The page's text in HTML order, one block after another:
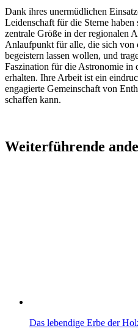
Dank ihres unermüdlichen
Leidenschaft für die Sterne
zentrale Größe in der regionalen
Anlaufpunkt für alle, die sich von
begeistern lassen wollen, und
Faszination für die Astronomie in
erhalten. Ihre Arbeit ist ein
engagierte Gemeinschaft von
schaffen kann.
Weiterführende
Das lebendige Erbe der